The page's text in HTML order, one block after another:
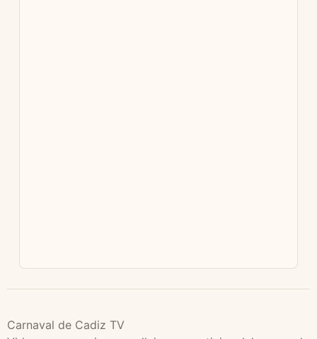
Carnaval de Cadiz TV